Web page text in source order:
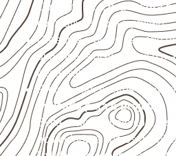
Confirme se aespessura e
compatíveis com o projeto.
Organize o plano de corte
dimensões disponíveis e o
necessário.
Proteja cortes, furos e
indicada para o projeto
Evite contato direto com o
acumulada e apoios